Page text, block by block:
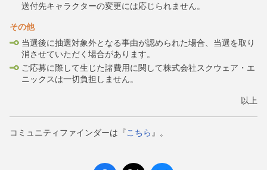
送付先キャラクターの変更には応じられません。
その他
当選後に抽選対象外となる事由が認められた場合、当選を取り
消させていただく場合があります。
ご応募に際して生じた諸費用に関して株式会社スクウェア・エ
ニックスは一切負担しません。
以上
コミュニティファインダーは『こちら 』。